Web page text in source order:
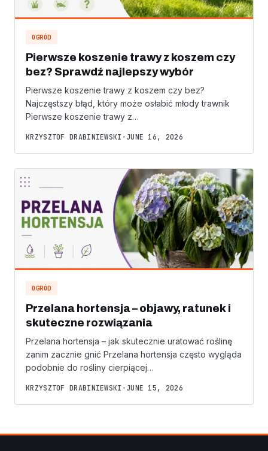
OGRÓD
Pierwsze koszenie trawy z koszem czy
bez? Sprawdź najlepszy wybór
Pierwsze koszenie trawy z koszem czy bez?
Najczęstszy błąd, który może osłabić młody trawnik
Pierwsze koszenie trawy z…
KRZYSZTOF DRABINIEWSKI • JUNE 16, 2026
OGRÓD
Przelana hortensja – objawy, ratunek i
skuteczne rozwiązania
Przelana hortensja – jak skutecznie uratować roślinę
zanim zacznie gnić Przelana hortensja często wygląda
podobnie do rośliny cierpiącej…
KRZYSZTOF DRABINIEWSKI • JUNE 15, 2026